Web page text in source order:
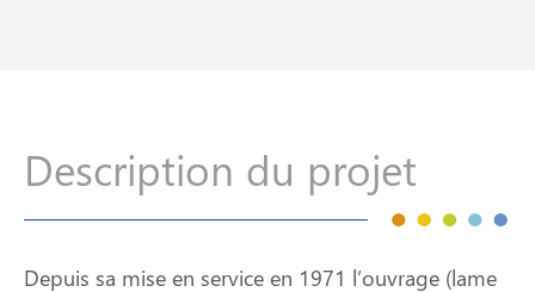
Description du projet
Depuis sa mise en service en 1971 l’ouvrage (lame